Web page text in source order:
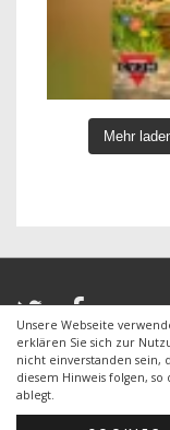
Unsere Webseite
erklären Sie sich zur
nicht einverstanden sein,
diesem Hinweis folgen,
ablegt.
Mehr
Copyright © 2026
Responsive Theme